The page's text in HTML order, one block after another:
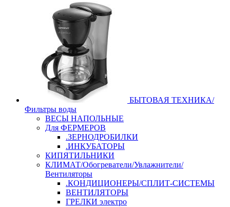
БЫТОВАЯ ТЕХНИКА/
Фильтры воды
ВЕСЫ НАПОЛЬНЫЕ
Для ФЕРМЕРОВ
.ЗЕРНОДРОБИЛКИ
.ИНКУБАТОРЫ
КИПЯТИЛЬНИКИ
КЛИМАТ/Обогреватели/Увлажнители/
Вентиляторы
.КОНДИЦИОНЕРЫ/СПЛИТ-СИСТЕМЫ
ВЕНТИЛЯТОРЫ
ГРЕЛКИ электро